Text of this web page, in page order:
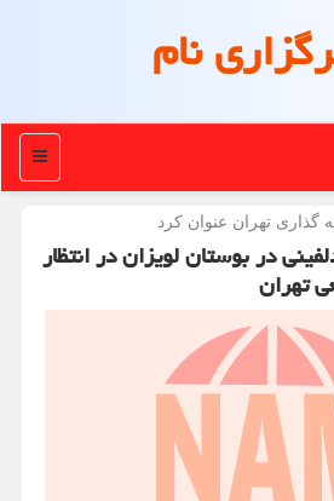
نام
منو
گذاری تهران عنوان كرد
در بوستان لویزان در انتظار
تهران